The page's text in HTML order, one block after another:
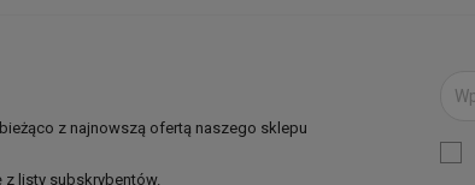
z najnowszą ofertą naszego sklepu
listy subskrybentów.